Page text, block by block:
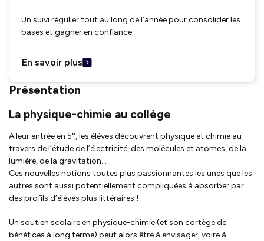
Un suivi régulier tout au long de l’année pour consolider les
bases et gagner en confiance.
En savoir plus
Présentation
La physique-chimie au collège
A leur entrée en 5°, les élèves découvrent physique et chimie au
travers de l’étude de l’électricité, des molécules et atomes, de la
lumière, de la gravitation…
Ces nouvelles notions toutes plus passionnantes les unes que les
autres sont aussi potentiellement compliquées à absorber par
des profils d’élèves plus littéraires !
Un soutien scolaire en physique-chimie (et son cortège de
bénéfices à long terme) peut alors être à envisager, voire à